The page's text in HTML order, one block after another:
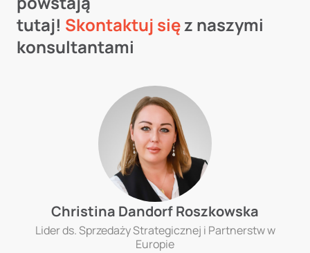
tutaj! Skontaktuj sięz naszymi
konsultantami
Christina Dandorf Roszkowska
Lider ds. Sprzedaży Strategicznej i Partnerstw w
Europie